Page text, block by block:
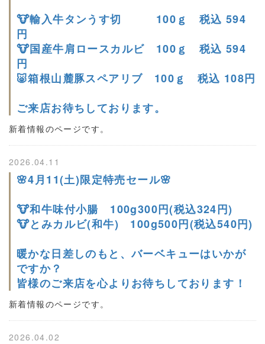
🐮輸入牛タンうす切 100ｇ 税込 594
円
🐮国産牛肩ロースカルビ 100ｇ 税込 594
円
🐷箱根山麓豚スペアリブ 100ｇ 税込 108円
ご来店お待ちしております。
新着情報のページです。
2026.04.11
🌸4月11(土)限定特売セール🌸
🐮和牛味付小腸 100g300円(税込324円)
🐮とみカルビ(和牛) 100g500円(税込540円)
暖かな日差しのもと、バーベキューはいかが
ですか？
皆様のご来店を心よりお待ちしております！
新着情報のページです。
2026.04.02